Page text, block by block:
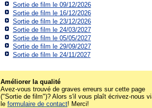
Sortie de film le 09/12/2026
Sortie de film le 16/12/2026
Sortie de film le 23/12/2026
Sortie de film le 24/03/2027
Sortie de film le 05/05/2027
Sortie de film le 29/09/2027
Sortie de film le 24/11/2027
Améliorer la qualité
Avez-vous trouvé de graves erreurs sur cette page
("Sortie de film")? Alors s'il vous plaît écrivez-nous
le formulaire de contact! Merci!